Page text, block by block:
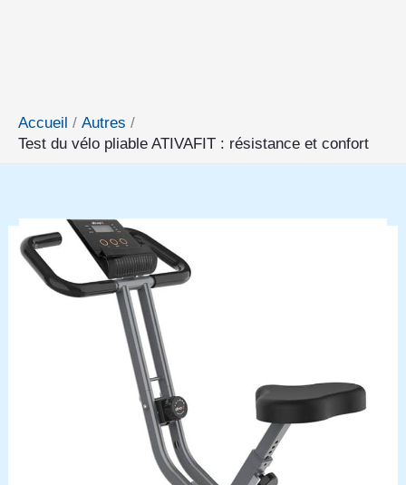
Accueil
Autres
Test du vélo pliable ATIVAFIT : résistance et confort